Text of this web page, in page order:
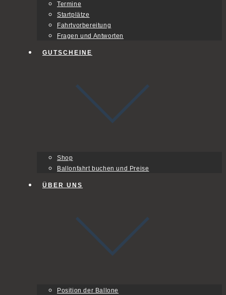
Termine
Startplätze
Fahrtvorbereitung
Fragen und Antworten
GUTSCHEINE
Shop
Ballonfahrt buchen und Preise
ÜBER UNS
Position der Ballone